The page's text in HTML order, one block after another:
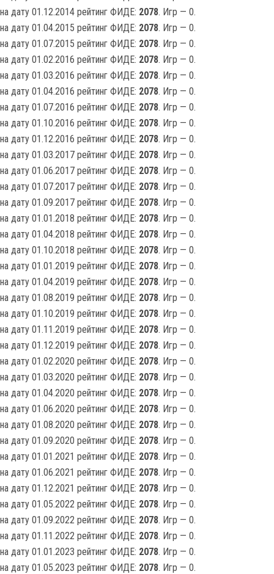
на дату 01.12.2014 рейтинг ФИДЕ: 2078. Игр — 0.
на дату 01.04.2015 рейтинг ФИДЕ: 2078. Игр — 0.
на дату 01.07.2015 рейтинг ФИДЕ: 2078. Игр — 0.
на дату 01.02.2016 рейтинг ФИДЕ: 2078. Игр — 0.
на дату 01.03.2016 рейтинг ФИДЕ: 2078. Игр — 0.
на дату 01.04.2016 рейтинг ФИДЕ: 2078. Игр — 0.
на дату 01.07.2016 рейтинг ФИДЕ: 2078. Игр — 0.
на дату 01.10.2016 рейтинг ФИДЕ: 2078. Игр — 0.
на дату 01.12.2016 рейтинг ФИДЕ: 2078. Игр — 0.
на дату 01.03.2017 рейтинг ФИДЕ: 2078. Игр — 0.
на дату 01.06.2017 рейтинг ФИДЕ: 2078. Игр — 0.
на дату 01.07.2017 рейтинг ФИДЕ: 2078. Игр — 0.
на дату 01.09.2017 рейтинг ФИДЕ: 2078. Игр — 0.
на дату 01.01.2018 рейтинг ФИДЕ: 2078. Игр — 0.
на дату 01.04.2018 рейтинг ФИДЕ: 2078. Игр — 0.
на дату 01.10.2018 рейтинг ФИДЕ: 2078. Игр — 0.
на дату 01.01.2019 рейтинг ФИДЕ: 2078. Игр — 0.
на дату 01.04.2019 рейтинг ФИДЕ: 2078. Игр — 0.
на дату 01.08.2019 рейтинг ФИДЕ: 2078. Игр — 0.
на дату 01.10.2019 рейтинг ФИДЕ: 2078. Игр — 0.
на дату 01.11.2019 рейтинг ФИДЕ: 2078. Игр — 0.
на дату 01.12.2019 рейтинг ФИДЕ: 2078. Игр — 0.
на дату 01.02.2020 рейтинг ФИДЕ: 2078. Игр — 0.
на дату 01.03.2020 рейтинг ФИДЕ: 2078. Игр — 0.
на дату 01.04.2020 рейтинг ФИДЕ: 2078. Игр — 0.
на дату 01.06.2020 рейтинг ФИДЕ: 2078. Игр — 0.
на дату 01.08.2020 рейтинг ФИДЕ: 2078. Игр — 0.
на дату 01.09.2020 рейтинг ФИДЕ: 2078. Игр — 0.
на дату 01.01.2021 рейтинг ФИДЕ: 2078. Игр — 0.
на дату 01.06.2021 рейтинг ФИДЕ: 2078. Игр — 0.
на дату 01.12.2021 рейтинг ФИДЕ: 2078. Игр — 0.
на дату 01.05.2022 рейтинг ФИДЕ: 2078. Игр — 0.
на дату 01.09.2022 рейтинг ФИДЕ: 2078. Игр — 0.
на дату 01.11.2022 рейтинг ФИДЕ: 2078. Игр — 0.
на дату 01.01.2023 рейтинг ФИДЕ: 2078. Игр — 0.
на дату 01.05.2023 рейтинг ФИДЕ: 2078. Игр — 0.